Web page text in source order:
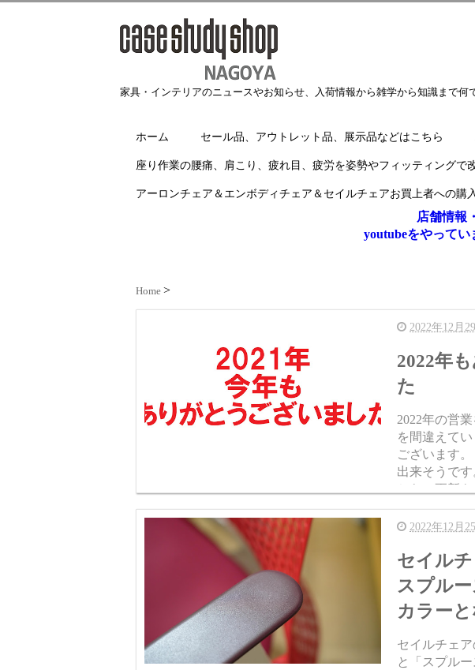
家具・インテリアのニュースやお知らせ、入荷情報から雑学から知識まで何
ホーム セール品、アウトレット品、展示品などはこちら
座り作業の腰痛、肩こり、疲れ目、疲労を姿勢やフィッティングで
アーロンチェア＆エンボディチェア＆セイルチェアお買上者への購
店舗情報
youtubeをやって
Home
2022年12月
2022年
た
2022年の営
を間違えて
ございます
出来そうで
ちらの更新
夜でもメー
2022年12月
セイル
スプル
カラー
セイルチェ
と「スプル